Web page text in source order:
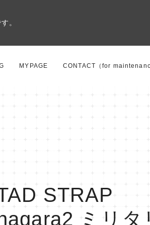
。
MYPAGE CONTACT（for
STRAP
ミリタ